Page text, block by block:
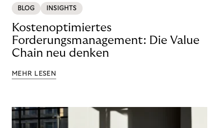
BLOG INSIGHTS
Kostenoptimiertes
Forderungsmanagement: Die Value
Chain neu denken
MEHR LESEN